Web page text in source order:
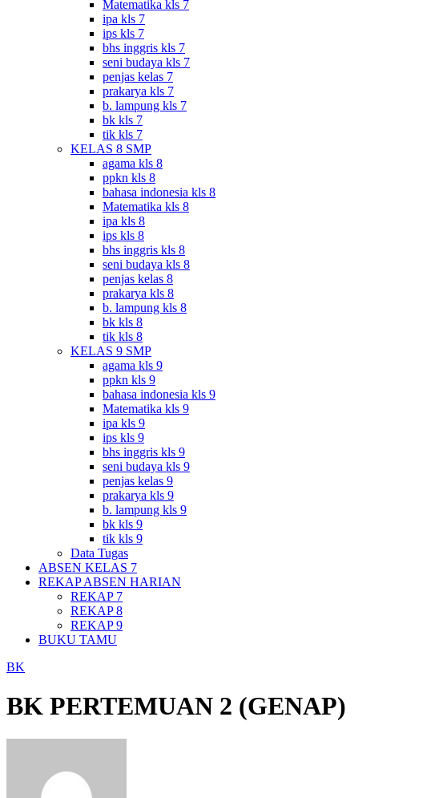
Matematika kls 7
ipa kls 7
ips kls 7
bhs inggris kls 7
seni budaya kls 7
penjas kelas 7
prakarya kls 7
b. lampung kls 7
bk kls 7
tik kls 7
KELAS 8 SMP
agama kls 8
ppkn kls 8
bahasa indonesia kls 8
Matematika kls 8
ipa kls 8
ips kls 8
bhs inggris kls 8
seni budaya kls 8
penjas kelas 8
prakarya kls 8
b. lampung kls 8
bk kls 8
tik kls 8
KELAS 9 SMP
agama kls 9
ppkn kls 9
bahasa indonesia kls 9
Matematika kls 9
ipa kls 9
ips kls 9
bhs inggris kls 9
seni budaya kls 9
penjas kelas 9
prakarya kls 9
b. lampung kls 9
bk kls 9
tik kls 9
Data Tugas
ABSEN KELAS 7
REKAP ABSEN HARIAN
REKAP 7
REKAP 8
REKAP 9
BUKU TAMU
BK
BK PERTEMUAN 2 (GENAP)